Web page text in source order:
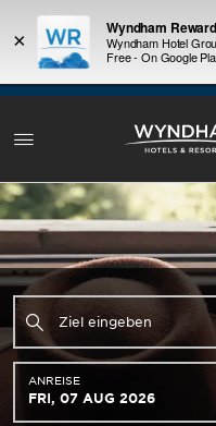
KOSTENLOSE
×
Wyndham
Wyndham Hotel
Free - On Google
ANREISE
FRI, 07 AUG 2026